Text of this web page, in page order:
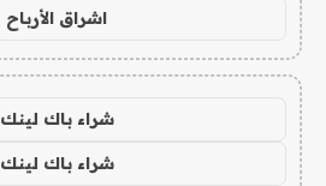
اشراق الأرباح
شراء باك لينك
شراء باك لينك